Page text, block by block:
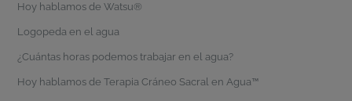
Hoy hablamos de Watsu®
Logopeda en el agua
¿Cuántas horas podemos trabajar en el agua?
Hoy hablamos de Terapia Cráneo Sacral en Agua™